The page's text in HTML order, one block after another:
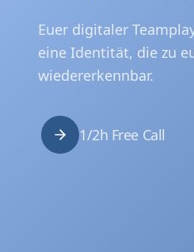
Euer digitaler
eine Identität, die zu
wiedererkennbar.
1/2h Free Call